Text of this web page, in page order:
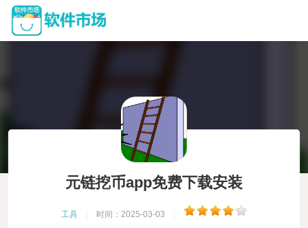
元链挖币app免费下载安装
工具 时间：2025-03-03